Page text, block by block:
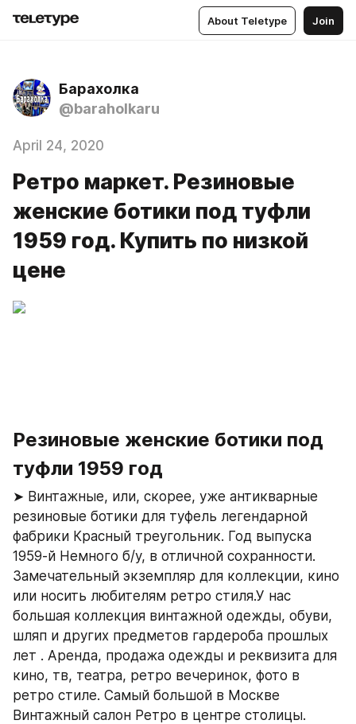
About Teletype Join
Барахолка
@baraholkaru
April 24, 2020
Ретро маркет. Резиновые
женские ботики под туфли
1959 год. Купить по низкой
цене
Резиновые женские ботики под
туфли 1959 год
➤ Винтажные, или, скорее, уже антикварные
резиновые ботики для туфель легендарной
фабрики Красный треугольник. Год выпуска
1959-й Немного б/у, в отличной сохранности.
Замечательный экземпляр для коллекции, кино
или носить любителям ретро стиля.У нас
большая коллекция винтажной одежды, обуви,
шляп и других предметов гардероба прошлых
лет . Аренда, продажа одежды и реквизита для
кино, тв, театра, ретро вечеринок, фото в
ретро стиле. Самый большой в Москве
Винтажный салон Ретро в центре столицы.